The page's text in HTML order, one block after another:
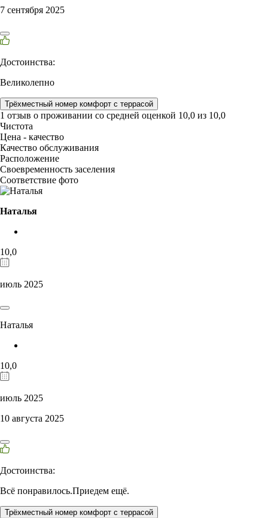
7 сентября 2025
Достоинства:
Великолепно
Трёхместный номер комфорт с террасой
1 отзыв о проживании со средней оценкой 10,0 из 10,0
Чистота
Цена - качество
Качество обслуживания
Расположение
Своевременность заселения
Соответствие фото
Наталья
10,0
июль 2025
Наталья
10,0
июль 2025
10 августа 2025
Достоинства:
Всё понравилось.Приедем ещё.
Трёхместный номер комфорт с террасой